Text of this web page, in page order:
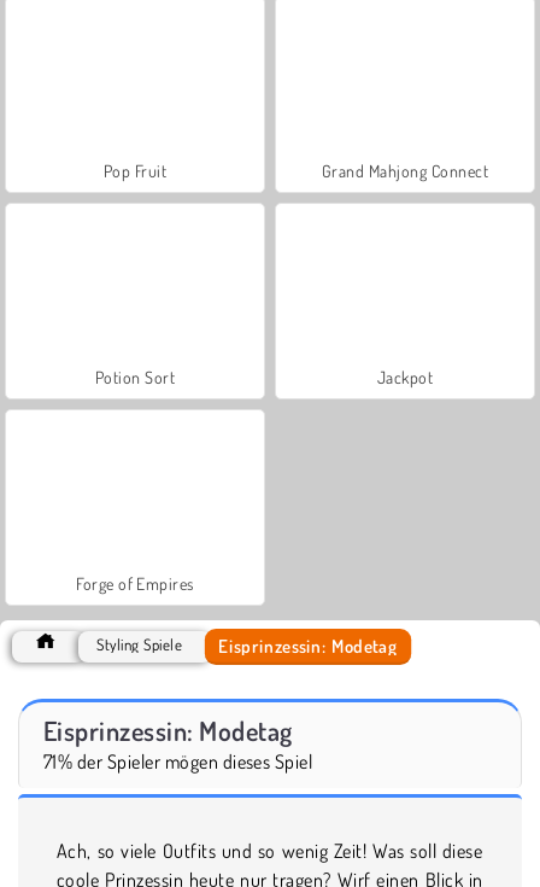
Pop Fruit Grand Mahjong Connect
Potion Sort Jackpot
Forge of Empires
Styling Spiele Eisprinzessin: Modetag
Eisprinzessin: Modetag
71% der Spieler mögen dieses Spiel
Ach, so viele Outfits und so wenig Zeit! Was soll diese
coole Prinzessin heute nur tragen? Wirf einen Blick in